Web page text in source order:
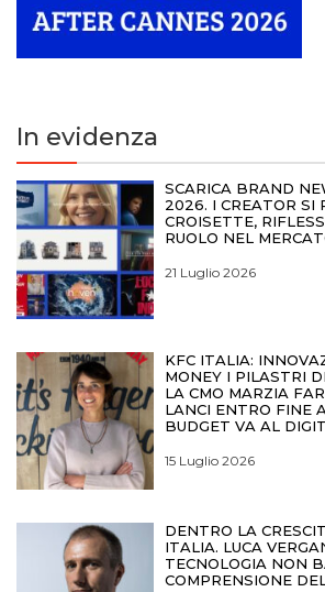
In evidenza
SCARICA BRAND
2026. I CREATOR SI
CROISETTE,
RUOLO NEL
21 Luglio 2026
KFC ITALIA:
MONEY I PILASTRI
LA CMO MARZIA
LANCI ENTRO FINE
BUDGET VA AL
15 Luglio 2026
DENTRO LA
ITALIA. LUCA
TECNOLOGIA NON
COMPRENSIONE